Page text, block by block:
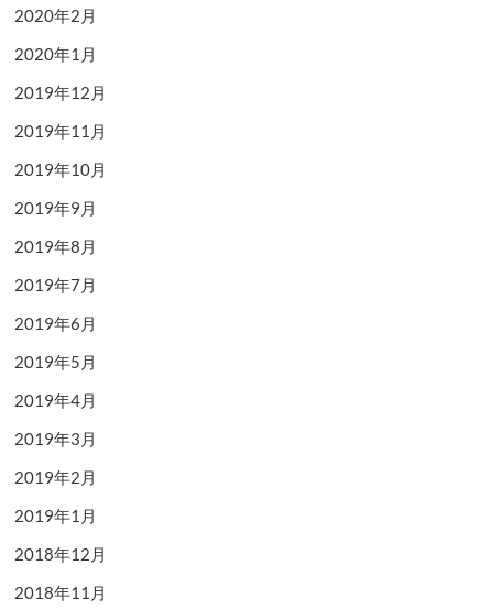
2020年2月
2020年1月
2019年12月
2019年11月
2019年10月
2019年9月
2019年8月
2019年7月
2019年6月
2019年5月
2019年4月
2019年3月
2019年2月
2019年1月
2018年12月
2018年11月